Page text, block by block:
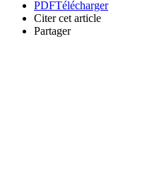
PDFTélécharger
Citer cet article
Partager